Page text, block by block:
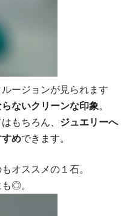
ージョンが見られます
ないクリーンな印象。
もちろん、 ジュエリーへ
めできます。
オススメの１石。
◎。